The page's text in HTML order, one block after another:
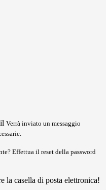
Verrà inviato un messaggio
Effettua il reset della password
la casella di posta elettronica!